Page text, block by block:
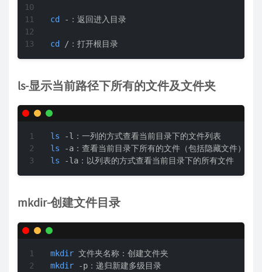
cd -：返回进入目录
cd /：打开根目录
ls-显示当前路径下所有的文件及文件夹
ls
ls
ls -la：以列表的方式查看当前目录下的所有文件
mkdir-创建文件目录
mkdir
mkdir